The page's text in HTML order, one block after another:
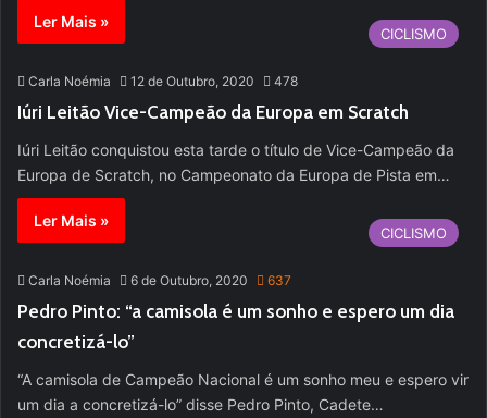
Ler Mais »
CICLISMO
Carla Noémia 12 de Outubro, 2020 478
Iúri Leitão Vice-Campeão da Europa em Scratch
Iúri Leitão conquistou esta tarde o título de Vice-Campeão da
Europa de Scratch, no Campeonato da Europa de Pista em…
Ler Mais »
CICLISMO
Carla Noémia 6 de Outubro, 2020 637
Pedro Pinto: “a camisola é um sonho e espero um dia
concretizá-lo”
“A camisola de Campeão Nacional é um sonho meu e espero vir
um dia a concretizá-lo” disse Pedro Pinto, Cadete…